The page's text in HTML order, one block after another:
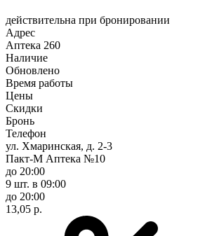
действительна при бронировании
Адрес
Аптека 260
Наличие
Обновлено
Время работы
Цены
Скидки
Бронь
Телефон
ул. Хмаринская, д. 2-3
Пакт-М Аптека №10
до 20:00
9 шт. в 09:00
до 20:00
13,05 р.